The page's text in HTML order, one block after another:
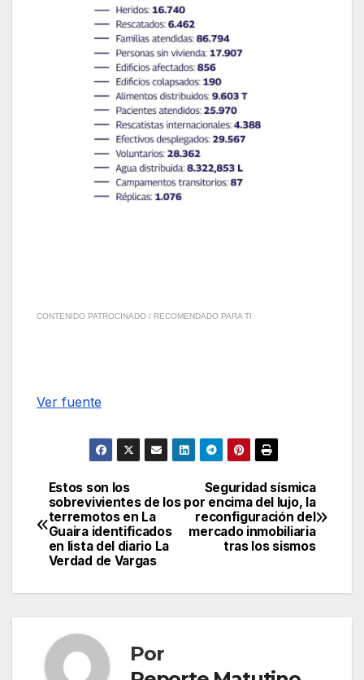
CONTENIDO PATROCINADO / RECOMENDADO PARA TI
Ver fuente
Navegación
de
entradas
Seguridad sísmica
por encima del lujo, la
reconfiguración del
mercado inmobiliaria
tras los sismos
Estos son los
sobrevivientes de los
terremotos en La
Guaira identificados
en lista del diario La
Verdad de Vargas
Por